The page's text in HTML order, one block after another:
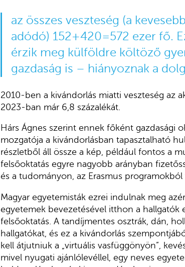
az összes veszteség (a
adódó) 152+420=572 ezer fő.
érzik meg külföldre költöző
gazdaság is – hiányoznak a
2010-ben a kivándorlás miatti veszteség az
2023-ban már 6,8 százalékát.
Hárs Ágnes szerint ennek főként gazdasági
mozgatója a kivándorlásban tapasztalható
részletből áll össze a kép, például fontos a
felsőoktatás egyre nagyobb arányban
és a tudományon, az Erasmus programokból
Magyar egyetemisták ezrei indulnak meg
egyetemek bevezetésével itthon a hallgatók
felsőoktatás. A tandíjmentes osztrák, dán,
hallgatókat, és ez a kivándorlás
kell átjutniuk a „virtuális vasfüggönyön”,
mivel nyugati ajánlólevéllel, egy neves